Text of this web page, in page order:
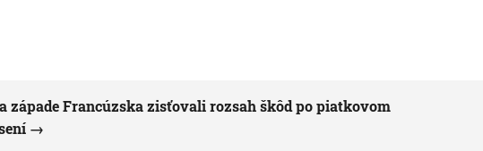
západe Francúzska zisťovali rozsah škôd po piatkovom